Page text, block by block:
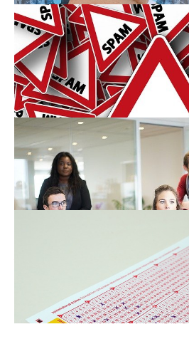
4.3.2025-Internet
Ochrana osobních
internetu
Hacker –
27.2.2025-Internet